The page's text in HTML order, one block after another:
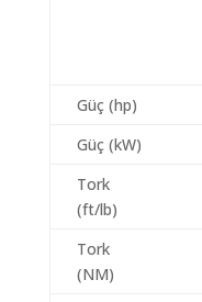
Güç (hp)
Güç (kW)
Tork
(ft/lb)
Tork
(NM)